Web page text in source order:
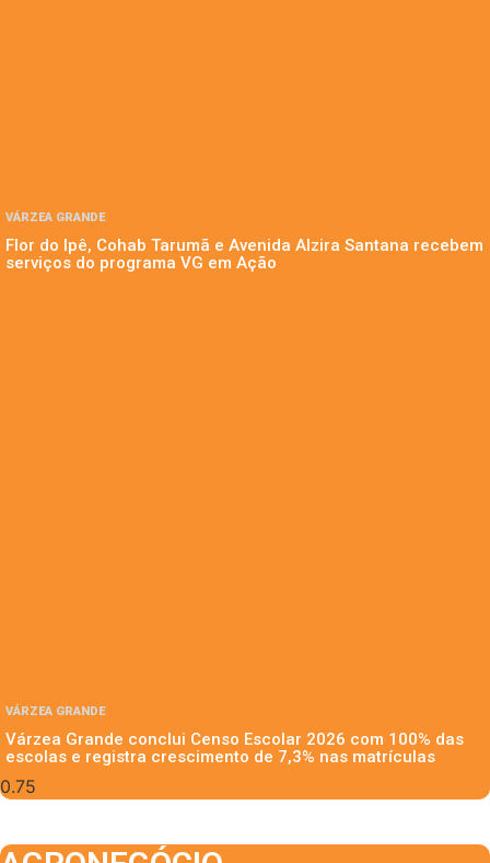
VÁRZEA GRANDE
Flor do Ipê, Cohab Tarumã e Avenida Alzira Santana recebem
serviços do programa VG em Ação
VÁRZEA GRANDE
Várzea Grande conclui Censo Escolar 2026 com 100% das
escolas e registra crescimento de 7,3% nas matrículas